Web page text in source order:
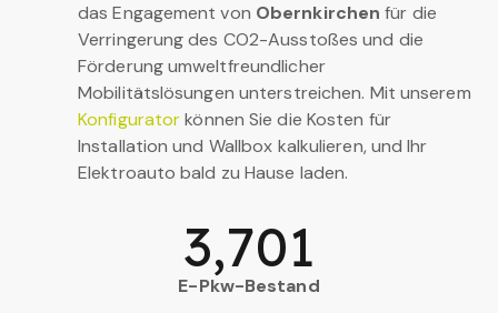
das Engagement von Obernkirchen für die
Verringerung des CO2-Ausstoßes und die
Förderung umweltfreundlicher
Mobilitätslösungen unterstreichen. Mit unserem
Konfiguratorkönnen Sie die Kosten für
Installation und Wallbox kalkulieren, und Ihr
Elektroauto bald zu Hause laden.
E-Pkw-Bestand
3,701